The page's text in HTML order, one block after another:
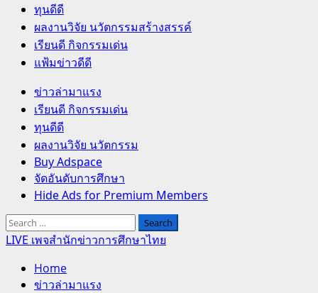
ทุนดีดี
ผลงานวิจัย นวัตกรรมสร้างสรรค์
เรียนดี กิจกรรมเด่น
แฟ้มข่าวดีดี
Primary
Menu
ข่าวล่ามาแรง
เรียนดี กิจกรรมเด่น
ทุนดีดี
ผลงานวิจัย นวัตกรรม
Buy Adspace
จัดอันดับการศึกษา
Hide Ads for Premium Members
Search
for:
LIVE เพจสำนักข่าวการศึกษาไทย
Home
ข่าวล่ามาแรง